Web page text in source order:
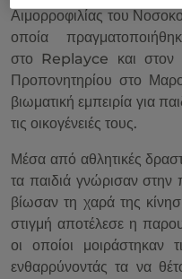
Αιμορροφιλίας του
οποία
στο Replayce και
Προπονητηρίου στο
βιωματική εμπειρία για
τις οικογένειές τους.
Μέσα από αθλητικές
τα παιδιά γνώρισαν
βίωσαν τη χαρά της
στιγμή αποτέλεσε η
οι οποίοι μοιράστηκαν
ενθαρρύνοντάς τα να